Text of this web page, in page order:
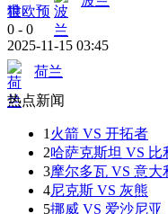
世欧预
0 - 0
2025-11-15 03:45
荷兰
热点新闻
1 火箭 VS 开拓者
2哈萨克斯坦 VS 比
3摩尔多瓦 VS 意大
4尼克斯 VS 灰熊
5挪威 VS 爱沙尼亚